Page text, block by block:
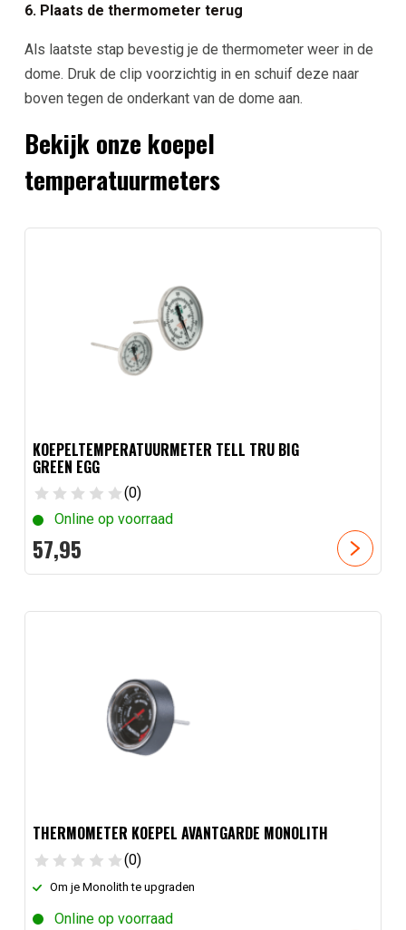
6. Plaats de thermometer terug
Als laatste stap bevestig je de thermometer weer in de
dome. Druk de clip voorzichtig in en schuif deze naar
boven tegen de onderkant van de dome aan.
Bekijk onze koepel
temperatuurmeters
KOEPELTEMPERATUURMETER TELL TRU BIG
GREEN EGG
(0)
Online op voorraad
57,95
THERMOMETER KOEPEL AVANTGARDE MONOLITH
(0)
Om je Monolith te upgraden
Online op voorraad